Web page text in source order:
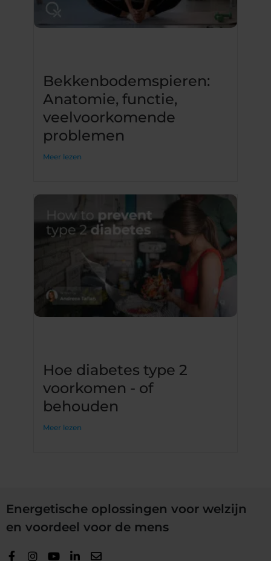
Bekkenbodemspieren:
Anatomie, functie,
veelvoorkomende
problemen
Meer lezen
Hoe diabetes type 2
voorkomen - of
behouden
Meer lezen
Energetische oplossingen voor welzijn
en voordeel voor de mens